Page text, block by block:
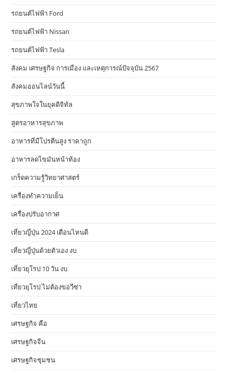
รถยนต์ไฟฟ้า Ford
รถยนต์ไฟฟ้า Nissan
รถยนต์ไฟฟ้า Tesla
สังคม เศรษฐกิจ การเมือง และเหตุการณ์ปัจจุบัน 2567
สังคมออนไลน์วันนี้
สุขภาพใจในยุคดิจิทัล
สูตรอาหารสุขภาพ
อาหารที่มีโปรตีนสูง ราคาถูก
อาหารลดไขมันหน้าท้อง
เกร็ดความรู้วิทยาศาสตร์
เครื่องทำความเย็น
เครื่องปรับอากาศ
เที่ยวญี่ปุ่น 2024 เดือนไหนดี
เที่ยวญี่ปุ่นด้วยตัวเอง งบ
เที่ยวยุโรป 10 วัน งบ
เที่ยวยุโรป ไม่ต้องขอวีซ่า
เที่ยวไทย
เศรษฐกิจ คือ
เศรษฐกิจจีน
เศรษฐกิจชุมชน